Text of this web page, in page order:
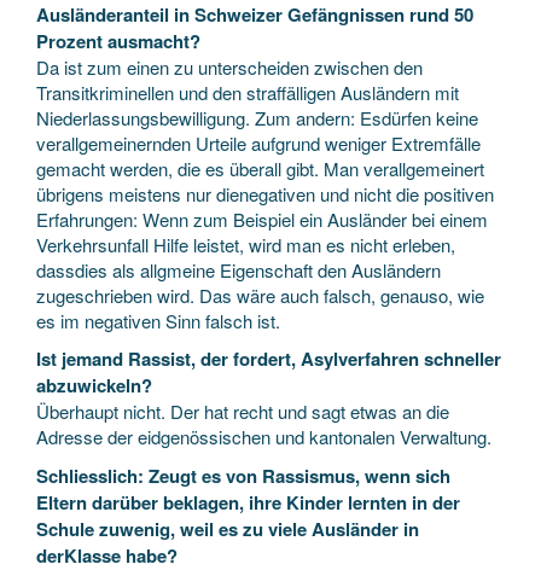
Ausländeranteil in Schweizer Gefängnissen rund 50
Prozent ausmacht?
Da ist zum einen zu unterscheiden zwischen den
Transitkriminellen und den straffälligen Ausländern mit
Niederlassungsbewilligung. Zum andern: Esdürfen keine
verallgemeinernden Urteile aufgrund weniger Extremfälle
gemacht werden, die es überall gibt. Man verallgemeinert
übrigens meistens nur dienegativen und nicht die positiven
Erfahrungen: Wenn zum Beispiel ein Ausländer bei einem
Verkehrsunfall Hilfe leistet, wird man es nicht erleben,
dassdies als allgmeine Eigenschaft den Ausländern
zugeschrieben wird. Das wäre auch falsch, genauso, wie
es im negativen Sinn falsch ist.
Ist jemand Rassist, der fordert, Asylverfahren schneller
abzuwickeln?
Überhaupt nicht. Der hat recht und sagt etwas an die
Adresse der eidgenössischen und kantonalen Verwaltung.
Schliesslich: Zeugt es von Rassismus, wenn sich
Eltern darüber beklagen, ihre Kinder lernten in der
Schule zuwenig, weil es zu viele Ausländer in
derKlasse habe?